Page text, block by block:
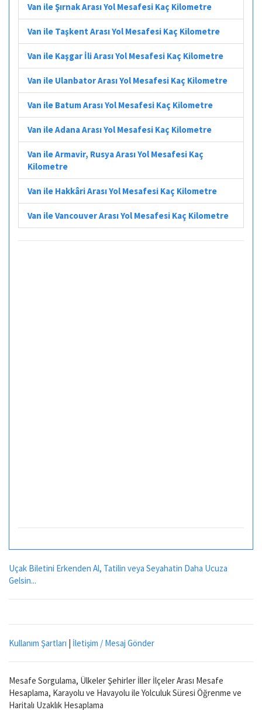
Van ile Şırnak Arası Yol Mesafesi Kaç Kilometre
Van ile Taşkent Arası Yol Mesafesi Kaç Kilometre
Van ile Kaşgar İli Arası Yol Mesafesi Kaç Kilometre
Van ile Ulanbator Arası Yol Mesafesi Kaç Kilometre
Van ile Batum Arası Yol Mesafesi Kaç Kilometre
Van ile Adana Arası Yol Mesafesi Kaç Kilometre
Van ile Armavir, Rusya Arası Yol Mesafesi Kaç
Kilometre
Van ile Hakkâri Arası Yol Mesafesi Kaç Kilometre
Van ile Vancouver Arası Yol Mesafesi Kaç Kilometre
Uçak Biletini Erkenden Al, Tatilin veya Seyahatin Daha Ucuza
Gelsin...
Kullanım Şartları | İletişim / Mesaj Gönder
Mesafe Sorgulama, Ülkeler Şehirler İller İlçeler Arası Mesafe
Hesaplama, Karayolu ve Havayolu ile Yolculuk Süresi Öğrenme ve
Haritalı Uzaklık Hesaplama